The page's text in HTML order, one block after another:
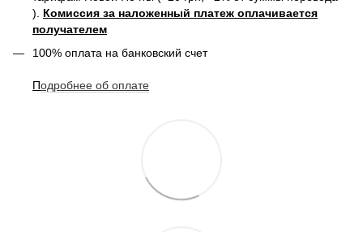
). Комиссия за наложенный платеж оплачивается
получателем
100% оплата на банковский счет
Подробнее об оплате